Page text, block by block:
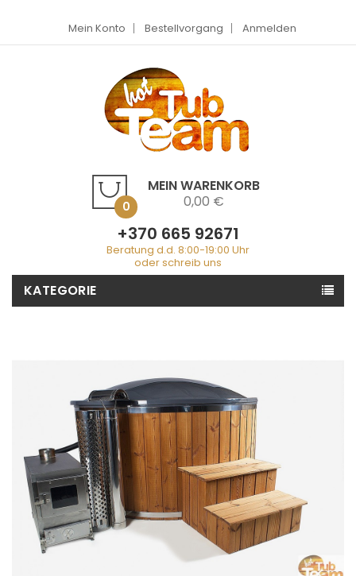
Mein Konto Bestellvorgang Anmelden
MEIN WARENKORB
0 0,00 €
+370 665 92671
Beratung d.d. 8:00-19:00 Uhr
oder schreib uns
KATEGORIE